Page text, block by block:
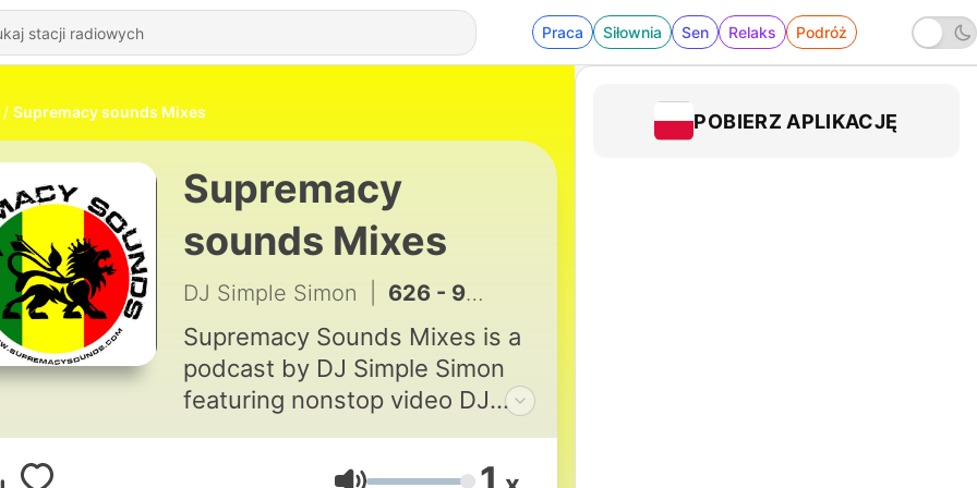
Praca Siłownia Sen Relaks Podróż
Supremacy sounds Mixes
Supremacy
sounds Mixes
DJ Simple Simon 626 - 90s EURODANCE MEGAMIX Non-Stop Dance Anthems | Haddaway, SNAP!, Real McCoy & Eiffel 65
Supremacy Sounds Mixes is a
podcast by DJ Simple Simon
featuring nonstop video DJ
mixes across multiple genres.
From Afrobeats and Amapiano
POBIERZ APLIKACJĘ